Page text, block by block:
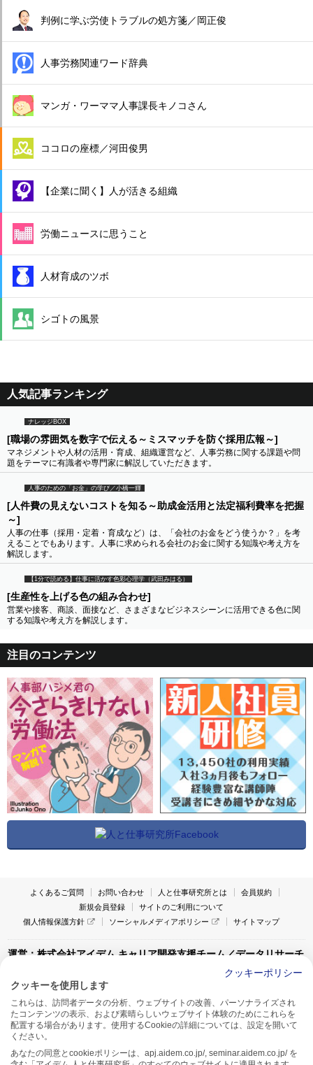
判例に学ぶ労使トラブルの処方箋／岡正俊
人事労務関連ワード辞典
マンガ・ワーママ人事課長キノコさん
ココロの座標／河田俊男
【企業に聞く】人が活きる組織
労働ニュースに思うこと
人材育成のツボ
シゴトの風景
人気記事ランキング
ナレッジBOX
[職場の雰囲気を数字で伝える～ミスマッチを防ぐ採用広報～]
マネジメントや人材の活用・育成、組織運営など、人事労務に関する課題や問
題をテーマに有識者や専門家に解説していただきます。
人事のための「お金」の学び／小橋一輝
[人件費の見えないコストを知る～助成金活用と法定福利費率を把握
～]
人事の仕事（採用・定着・育成など）は、「会社のお金をどう使うか？」を考
えることでもあります。人事に求められる会社のお金に関する知識や考え方を
解説します。
【1分で読める】仕事に活かす色彩心理学（武田みはる）
[生産性を上げる色の組み合わせ]
営業や接客、商談、面接など、さまざまなビジネスシーンに活用できる色に関
する知識や考え方を解説します。
注目のコンテンツ
よくあるご質問 お問い合わせ 人と仕事研究所とは
会員規約
新規会員登録
サイトのご利用について
個人情報保護方針
ソーシャルメディアポリシー サイトマップ
運営：株式会社アイデム キャリア開発支援チーム／データリサーチ
〒160-0022 東京都新宿区新宿1-4-10
アイデム本社ビル TEL:03-5269-6020
〒550-0005 大阪府大阪市西区西本町1-13-43
アイデム西本町ビル7F TEL:06-7662-2800
クッキーポリシー
クッキーを使用します
これらは、訪問者データの分析、ウェブサイトの改善、パーソナライズされ
たコンテンツの表示、および素晴らしいウェブサイト体験のためにこれらを
配置する場合があります。使用するCookieの詳細については、設定を開いて
ください。
あなたの同意とcookieポリシーは、apj.aidem.co.jp/, seminar.aidem.co.jp/ を